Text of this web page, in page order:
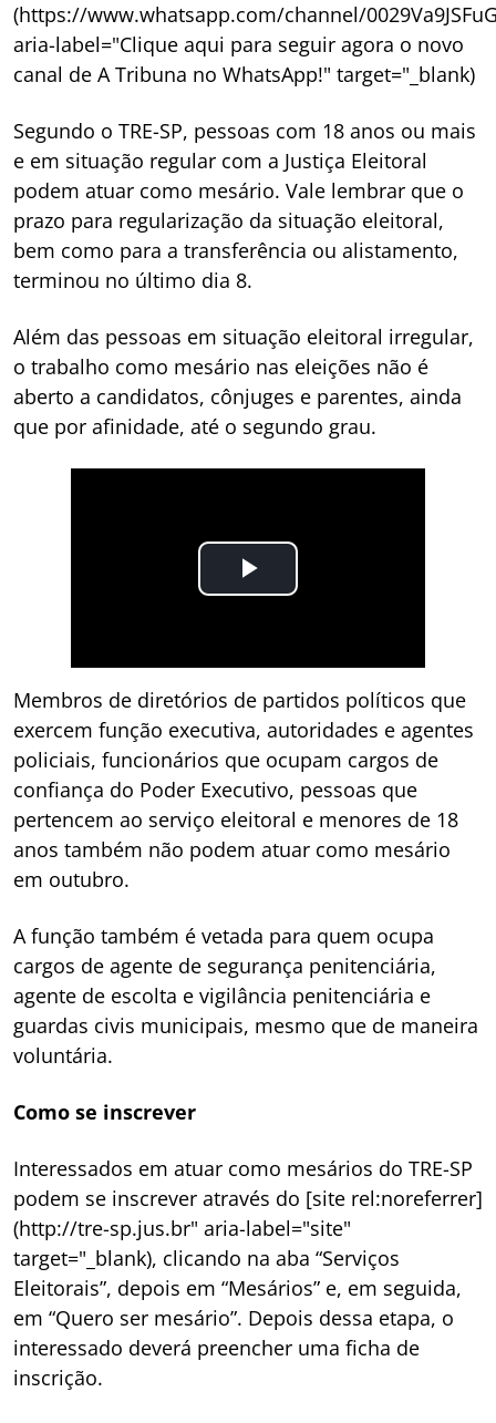
(https://www.whatsapp.com/channel/
aria-label="Clique aqui para seguir agora o novo
canal de A Tribuna no WhatsApp!" target="_blank)
Segundo o TRE-SP, pessoas com 18 anos ou mais
e em situação regular com a Justiça Eleitoral
podem atuar como mesário. Vale lembrar que o
prazo para regularização da situação eleitoral,
bem como para a transferência ou alistamento,
terminou no último dia 8.
Além das pessoas em situação eleitoral irregular,
o trabalho como mesário nas eleições não é
aberto a candidatos, cônjuges e parentes, ainda
que por afinidade, até o segundo grau.
Membros de diretórios de partidos políticos que
exercem função executiva, autoridades e agentes
policiais, funcionários que ocupam cargos de
confiança do Poder Executivo, pessoas que
pertencem ao serviço eleitoral e menores de 18
anos também não podem atuar como mesário
em outubro.
A função também é vetada para quem ocupa
cargos de agente de segurança penitenciária,
agente de escolta e vigilância penitenciária e
guardas civis municipais, mesmo que de maneira
voluntária.
Como se inscrever
Interessados em atuar como mesários do TRE-SP
podem se inscrever através do [site rel:noreferrer]
(http://tre-sp.jus.br" aria-label="site"
target="_blank), clicando na aba “Serviços
Eleitorais”, depois em “Mesários” e, em seguida,
em “Quero ser mesário”. Depois dessa etapa, o
interessado deverá preencher uma ficha de
inscrição.